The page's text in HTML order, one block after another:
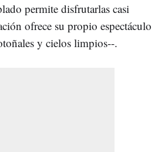
permite disfrutarlas casi
ofrece su propio espectáculo
y cielos limpios--.